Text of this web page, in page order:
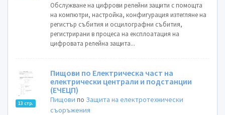
Обслужване на цифрови релейни защити с помощта
на компютри, настройка, конфигурация изтегляне на
регистър събития и осцилографни събития,
регистрирани в процеса на експлоатация на
цифровата релейна защита...
13 стр.
Пищови по Eлектрическа част на
електрически централи и подстанции
(ЕЧЕЦП)
Пищови по Защита на електротехнически
съоръжения